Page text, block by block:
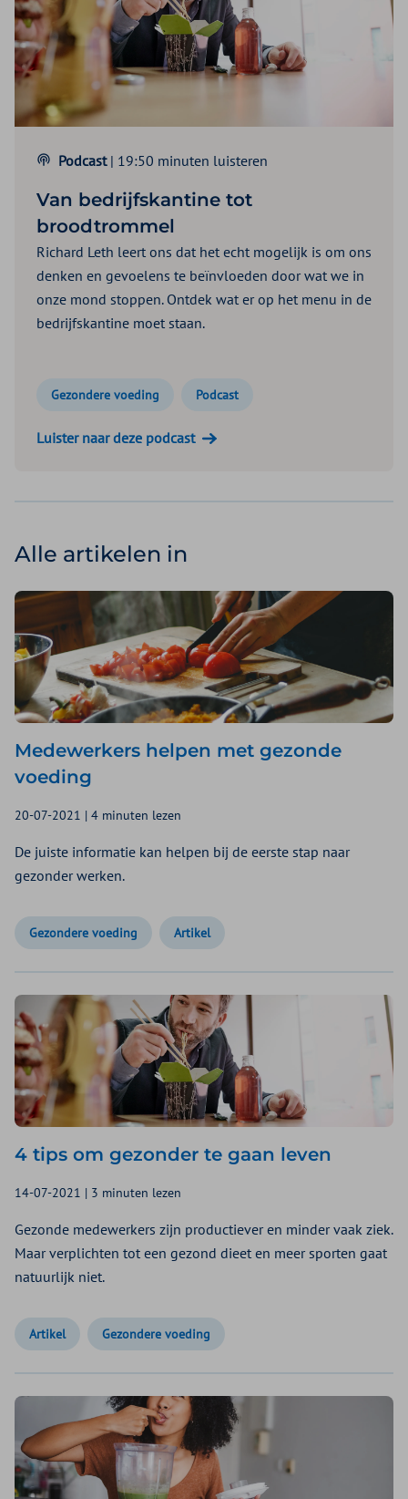
Podcast | 19:50 minuten luisteren
Van bedrijfskantine tot
broodtrommel
Richard Leth leert ons dat het echt mogelijk is om ons
denken en gevoelens te beïnvloeden door wat we in
onze mond stoppen. Ontdek wat er op het menu in de
bedrijfskantine moet staan.
Gezondere voeding Podcast
Luister naar deze podcast
Alle artikelen in
Medewerkers helpen met gezonde
voeding
20-07-2021 | 4 minuten lezen
De juiste informatie kan helpen bij de eerste stap naar
gezonder werken.
Gezondere voeding Artikel
4 tips om gezonder te gaan leven
14-07-2021 | 3 minuten lezen
Gezonde medewerkers zijn productiever en minder vaak ziek.
Maar verplichten tot een gezond dieet en meer sporten gaat
natuurlijk niet.
Artikel Gezondere voeding